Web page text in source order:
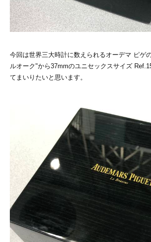
今回は世界三大時計に数えられるオーデマ ピゲ
ルオーク"から37mmのユニセックスサイズ
てまいりたいと思います。